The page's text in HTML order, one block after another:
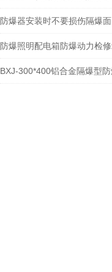
防爆器安装时不要损伤隔爆面